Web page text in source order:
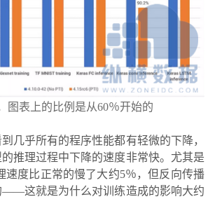
图表上的比例是从60％开始的
几乎所有的程序性能都有轻微的下降，
推理过程中下降的速度非常快。尤其是
速度比正常的慢了大约5％，但反向传播
——这就是为什么对训练造成的影响大约